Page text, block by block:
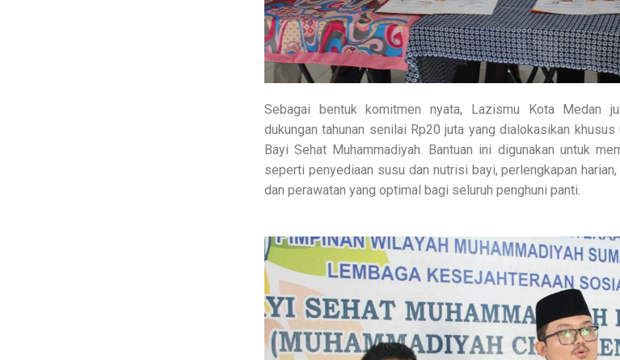
Sebagai bentuk komitmen nyata, Lazismu Kota Medan
dukungan tahunan senilai Rp20 juta yang dialokasikan
Bayi Sehat Muhammadiyah. Bantuan ini digunakan untuk
seperti penyediaan susu dan nutrisi bayi, perlengkapan
dan perawatan yang optimal bagi seluruh penghuni panti.